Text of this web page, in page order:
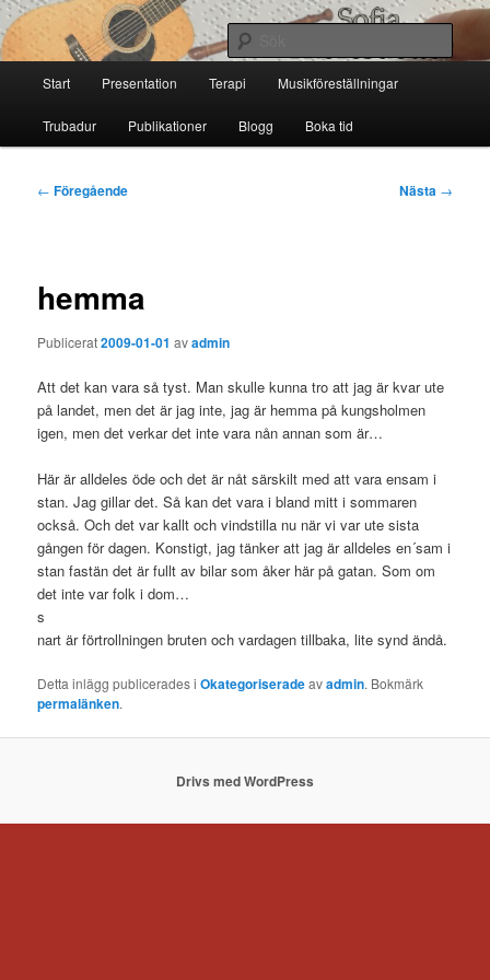
Hoppa
till
primärt
innehållSofia Thoresdotter
Start Presentation Terapi Musikföreställningar
Trubadur Publikationer Blogg Boka tid
Inläggsnavigering
← Föregående Nästa →
hemma
Publicerat2009-01-01 avadmin
Att det kan vara så tyst. Man skulle kunna tro att jag är kvar ute
på landet, men det är jag inte, jag är hemma på kungsholmen
igen, men det verkar det inte vara nån annan som är…
Här är alldeles öde och det är nåt särskilt med att vara ensam i
stan. Jag gillar det. Så kan det vara i bland mitt i sommaren
också. Och det var kallt och vindstilla nu när vi var ute sista
gången för dagen. Konstigt, jag tänker att jag är alldeles en´sam i
stan fastän det är fullt av bilar som åker här på gatan. Som om
det inte var folk i dom…
s
nart är förtrollningen bruten och vardagen tillbaka, lite synd ändå.
Detta inlägg publicerades iOkategoriseradeavadmin. Bokmärk
permalänken.
Drivs med WordPress